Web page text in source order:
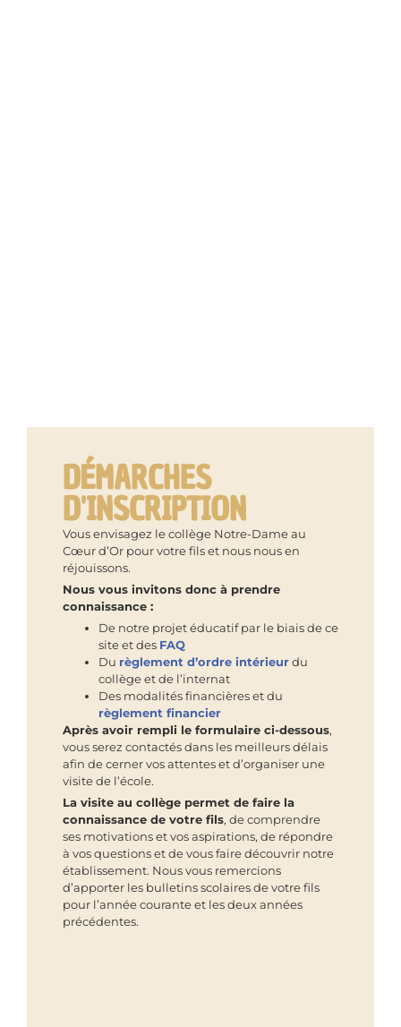
DÉMARCHES
D'INSCRIPTION
Vous envisagez le collège Notre-Dame au
Cœur d’Or pour votre fils et nous nous en
réjouissons.
Nous vous invitons donc à prendre
connaissance :
De notre projet éducatif par le biais de ce
site et des FAQ
Du règlement d’ordre intérieurdu
collège et de l’internat
Des modalités financières et du
règlement financier
Après avoir rempli le formulaire ci-dessous,
vous serez contactés dans les meilleurs délais
afin de cerner vos attentes et d’organiser une
visite de l’école.
La visite au collège permet de faire la
connaissance de votre fils, de comprendre
ses motivations et vos aspirations, de répondre
à vos questions et de vous faire découvrir notre
établissement. Nous vous remercions
d’apporter les bulletins scolaires de votre fils
pour l’année courante et les deux années
précédentes.